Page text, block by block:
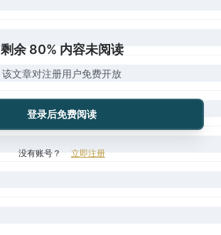
剩余 80% 内容未阅读
该文章对注册用户免费开放
登录后免费阅读
没有账号？ 立即注册